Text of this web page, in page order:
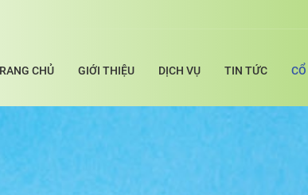
CHỦ GIỚI THIỆU DỊCH VỤ TIN TỨC